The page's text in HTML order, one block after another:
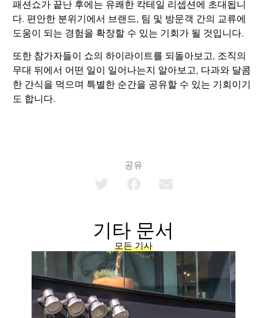
패션쇼가 끝난 후에는 유쾌한 칵테일 리셉션에 초대됩니
다. 편안한 분위기에서 브랜드, 팀 및 방문객 간의 교류에
도움이 되는 경험을 확장할 수 있는 기회가 될 것입니다.
또한 참가자들이 쇼의 하이라이트를 되돌아보고, 조직의
무대 뒤에서 어떤 일이 일어나는지 알아보고, 다과와 달콤
한 간식을 먹으며 특별한 순간을 공유할 수 있는 기회이기
도 합니다.
공유
기타 문서
모든 기사